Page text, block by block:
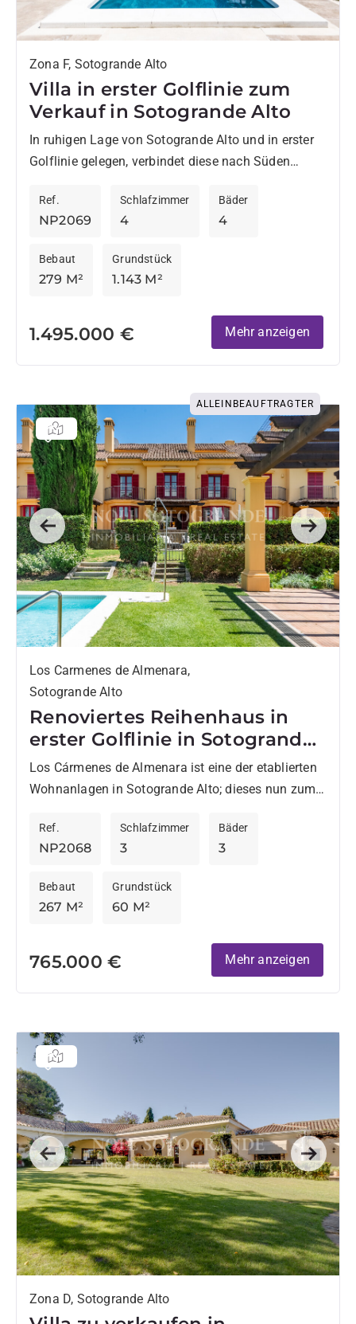
Zona F, Sotogrande Alto
Villa in erster Golflinie zum
Verkauf in Sotogrande Alto
In ruhigen Lage von Sotogrande Alto und in erster
Golflinie gelegen, verbindet diese nach Süden
Ausblicke auf den Golfplatz....
NP2069
Ref.
4
Schlafzimmer
4
Bäder
279 M²
Bebaut
1.143 M²
Grundstück
1.495.000 € Mehr anzeigen
Previous Next
ALLEINBEAUFTRAGTER
Los Carmenes de Almenara,
Sotogrande Alto
Renoviertes Reihenhaus in
erster Golflinie in Sotogrande
Alto
Los Cármenes de Almenara ist eine der etablierten
Wohnanlagen in Sotogrande Alto; dieses nun zum
privilegierte Lage direkt am Golfplatz...
NP2068
Ref.
3
Schlafzimmer
3
Bäder
267 M²
Bebaut
60 M²
Grundstück
765.000 € Mehr anzeigen
Previous Next
Zona D, Sotogrande Alto